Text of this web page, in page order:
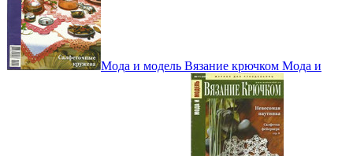
Мода и модель Вязание крючком Мода и